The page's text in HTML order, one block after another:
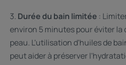
3. Durée du bain limitée :
environ 5 minutes pour éviter la
peau. L'utilisation d'huiles de
peut aider à préserver